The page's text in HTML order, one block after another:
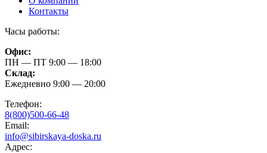
Контакты
Часы работы:
Офис:
ПН — ПТ 9:00 — 18:00
Склад:
Ежедневно 9:00 — 20:00
Телефон:
8(800)500-66-48
Email:
info@sibirskaya-doska.ru
Адрес: